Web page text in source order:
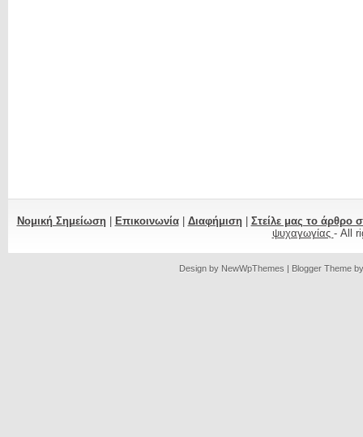
Νομική Σημείωση| Επικοινωνία| Διαφήμιση| Στείλε μας το άρθρο
ψυχαγωγίας - All
Design by NewWpThemes | Blogger Theme